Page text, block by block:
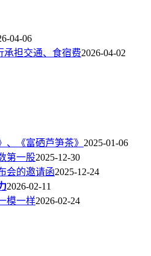
04-06
承担交通、食宿费2026-04-02
、《富硒芦笋茶》 2025-01-06
第一股2025-12-30
会的邀请函2025-12-24
2026-02-11
模一样2026-02-24